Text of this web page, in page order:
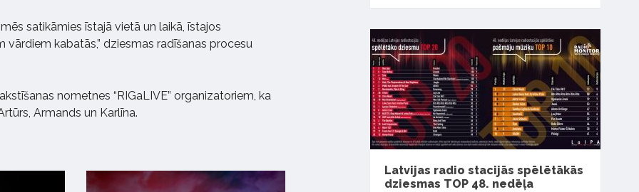
satikāmies īstajā vietā un laikā, īstajos
vārdiem kabatās,” dziesmas radīšanas procesu
nometnes “RIGaLIVE” organizatoriem, ka
Armands un Karlīna.
Latvijas radio stacijās spēlētākās
dziesmas TOP 48. nedēļa